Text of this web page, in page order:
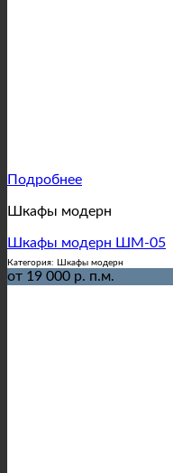
Подробнее
Шкафы модерн
Шкафы модерн ШМ-05
Категория: Шкафы модерн
от 19 000 р. п.м.